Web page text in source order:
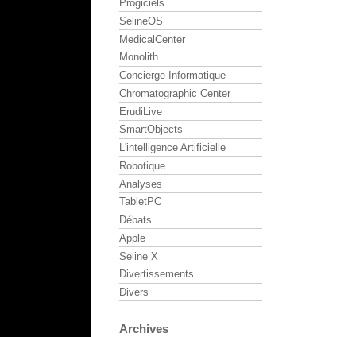
Progiciels
SelineOS
MedicalCenter
Monolith
Concierge-Informatique
Chromatographic Center
ErudiLive
SmartObjects
L'intelligence Artificielle
Robotique
Analyses
TabletPC
Débats
Apple
Seline X
Divertissements
Divers
Archives